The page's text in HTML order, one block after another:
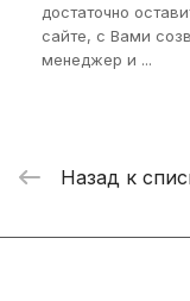
достаточно
сайте, с Вами
менеджер и ...
Назад к